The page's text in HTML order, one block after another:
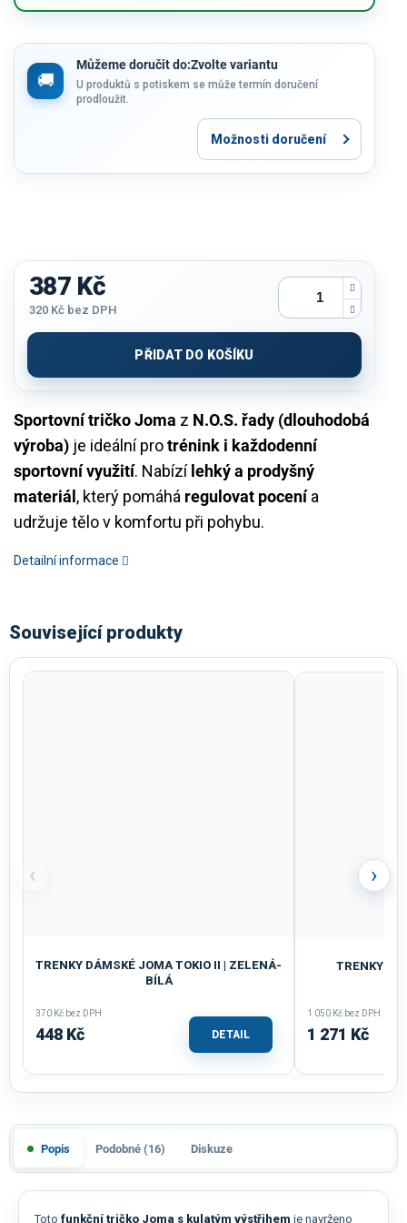
Můžeme doručit do:Zvolte variantu
U produktů s potiskem se může termín doručení
prodloužit.
Možnosti doručení
Sportovní tričko Joma z N.O.S. řady (dlouhodobá
výroba) je ideální protrénink i každodenní
sportovní využití. Nabízí lehký a prodyšný
materiál , který pomáhá regulovat pocenía
udržuje tělo v komfortu při pohybu.
Detailní informace
387 Kč
320 Kč bez DPH
cena:
PŘIDAT DO KOŠÍKU
Související produkty
‹
TRENKY DÁMSKÉ JOMA TOKIO II | ZELENÁ-
BÍLÁ
370 Kč bez DPH
448 Kč DETAIL
TRENKY
1 050 Kč bez DPH
1 271 Kč
›
Popis Podobné (16) Diskuze
Toto funkční tričko Joma s kulatým výstřihem je navrženo